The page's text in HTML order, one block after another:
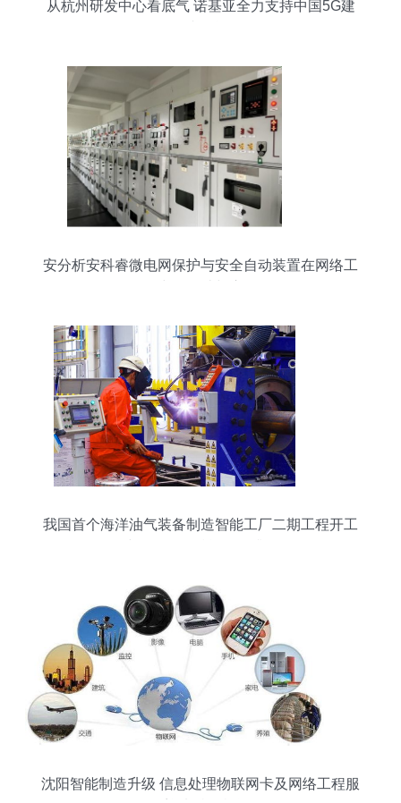
从杭州研发中心看底气 诺基亚全力支持中国5G建
安分析安科睿微电网保护与安全自动装置在网络工
我国首个海洋油气装备制造智能工厂二期工程开工
沈阳智能制造升级 信息处理物联网卡及网络工程服